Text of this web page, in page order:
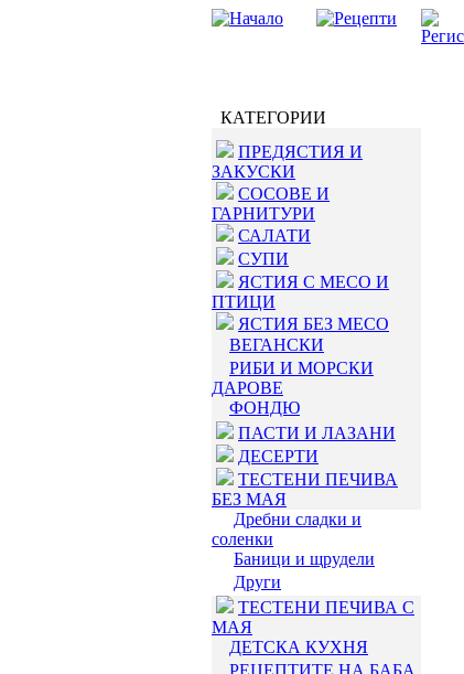
КАТЕГОРИИ
ПРЕДЯСТИЯ И
ЗАКУСКИ
СОСОВЕ И
ГАРНИТУРИ
САЛАТИ
СУПИ
ЯСТИЯ С МЕСО И
ПТИЦИ
ЯСТИЯ БЕЗ МЕСО
ВЕГАНСКИ
РИБИ И МОРСКИ
ДАРОВЕ
ФОНДЮ
ПАСТИ И ЛАЗАНИ
ДЕСЕРТИ
ТЕСТЕНИ ПЕЧИВА
БЕЗ МАЯ
Дребни сладки и
соленки
Баници и щрудели
Други
ТЕСТЕНИ ПЕЧИВА С
МАЯ
ДЕТСКА КУХНЯ
РЕЦЕПТИТЕ НА БАБА